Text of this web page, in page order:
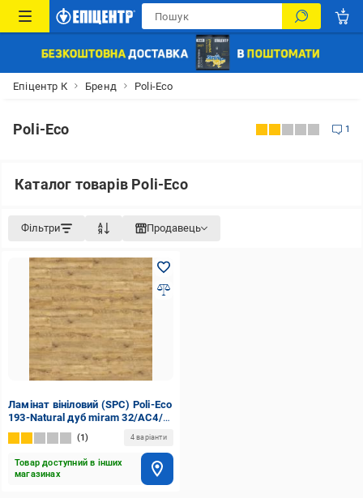
Епіцентр К Бренд Poli-Eco
Poli-Eco 1
Каталог товарів Poli-Eco
Фільтри Продавець
Ламінат вініловий (SPC) Poli-Eco
193-Natural дуб miram 32/АС4/4
мм (NF7)
1 4 варіанти
Товар доступний в інших
магазинах